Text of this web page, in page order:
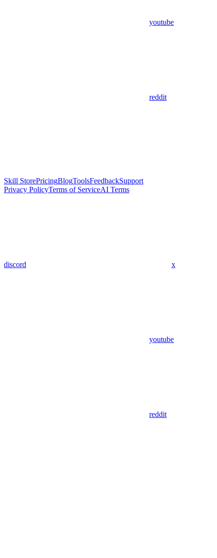
youtube
reddit
Skill StorePricingBlogToolsFeedbackSupport
Privacy PolicyTerms of ServiceAI Terms
discord x
youtube
reddit